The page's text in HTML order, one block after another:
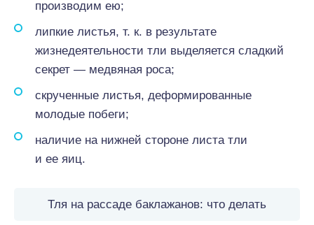
производим ею;
липкие листья, т. к. в результате
жизнедеятельности тли выделяется сладкий
секрет — медвяная роса;
скрученные листья, деформированные
молодые побеги;
наличие на нижней стороне листа тли
и ее яиц.
Тля на рассаде баклажанов: что делать